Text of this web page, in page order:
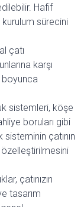
Hafif
sürecini
çatı
karşı
boyunca
sistemleri, köşe
boruları gibi
çatının
özelleştirilmesini
çatınızın
tasarım